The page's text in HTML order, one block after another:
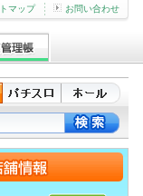
マップ お問い合わせ